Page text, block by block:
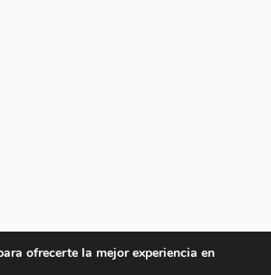
ofrecerte la mejor experiencia en